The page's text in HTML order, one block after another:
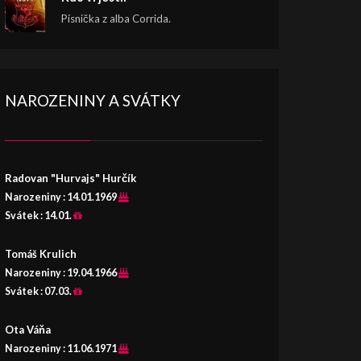
Písnička z alba Corrida.
NAROZENINY A SVÁTKY
Radovan "Hurvajs" Hurčík
Narozeniny : 14.01.1969
Svátek : 14.01.
Tomáš Krulich
Narozeniny : 19.04.1966
Svátek : 07.03.
Ota Váňa
Narozeniny : 11.06.1971